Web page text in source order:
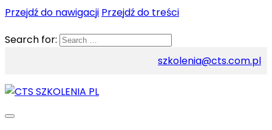
Przejdź do nawigacji Przejdź do treści
Search for:
szkolenia@cts.com.pl